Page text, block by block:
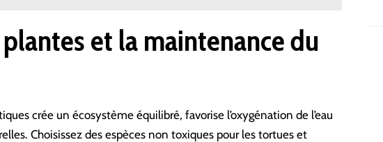
et la maintenance du
crée un écosystème équilibré, favorise l’oxygénation de l’eau
Choisissez des espèces non toxiques pour les tortues et